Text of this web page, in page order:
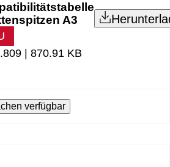
A3
| 870.91 KB
verfügbar